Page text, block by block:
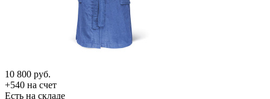
10 800 руб.
+540 на счет
Есть на складе